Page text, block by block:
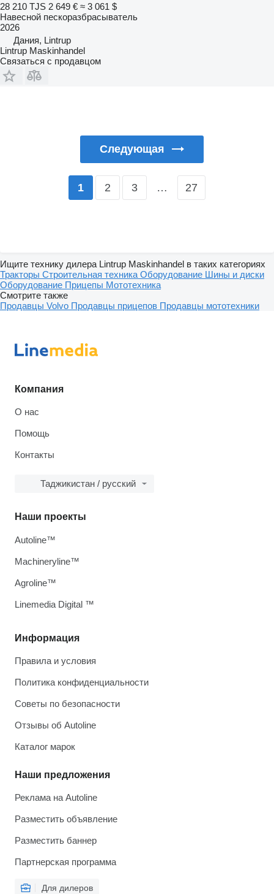
28 210 TJS 2 649 € ≈ 3 061 $
Навесной пескоразбрасыватель
2026
Дания, Lintrup
Lintrup Maskinhandel
Связаться с продавцом
Следующая
1 2 3 … 27
Ищите технику дилера Lintrup Maskinhandel в таких категориях
Тракторы Строительная техника Оборудование Шины и диски
Оборудование Прицепы Мототехника
Смотрите также
Продавцы Volvo Продавцы прицепов Продавцы мототехники
Компания
О нас
Помощь
Контакты
Таджикистан / русский
Информация
Правила и условия
Политика конфиденциальности
Советы по безопасности
Отзывы об Autoline
Каталог марок
Наши предложения
Реклама на Autoline
Разместить объявление
Разместить баннер
Партнерская программа
Для дилеров
Наши проекты
Autoline™
Machineryline™
Agroline™
Linemedia Digital ™